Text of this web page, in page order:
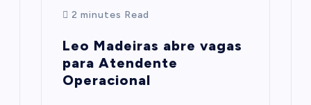
2 minutes Read
Leo Madeiras abre vagas
para Atendente
Operacional